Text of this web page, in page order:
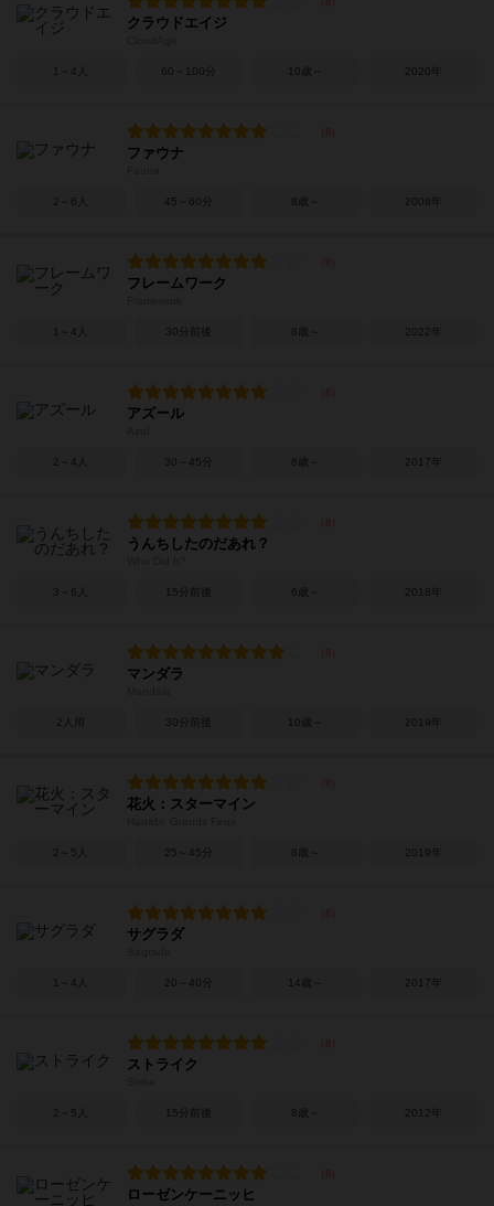
クラウドエイジ
1～4人 60～100分 10歳～ 2020年
ファウナ
2～6人 45～60分 8歳～ 2008年
フレームワーク
1～4人 30分前後 8歳～ 2022年
アズール
2～4人 30～45分 8歳～ 2017年
うんちしたのだあれ？
3～6人 15分前後 6歳～ 2018年
マンダラ
2人用 30分前後 10歳～ 2019年
花火：スターマイン
2～5人 25～45分 8歳～ 2019年
サグラダ
1～4人 20～40分 14歳～ 2017年
ストライク
2～5人 15分前後 8歳～ 2012年
ローゼンケーニッヒ